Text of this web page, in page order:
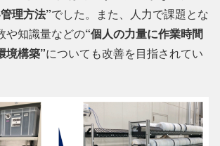
理方法”でした。また、人力で課題とな
や知識量などの“個人の力量に作業時間
境構築”についても改善を目指されてい